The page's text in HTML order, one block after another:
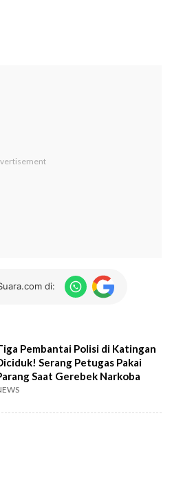
di:
Pembantai Polisi di Katingan
Serang Petugas Pakai
Saat Gerebek Narkoba